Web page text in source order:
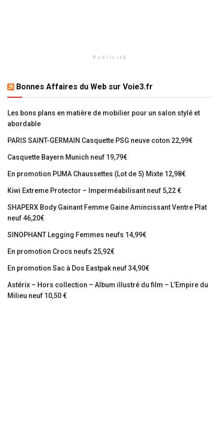
Publicité
Bonnes Affaires du Web sur Voie3.fr
Les bons plans en matière de mobilier pour un salon stylé et
abordable
PARIS SAINT-GERMAIN Casquette PSG neuve coton 22,99€
Casquette Bayern Munich neuf 19,79€
En promotion PUMA Chaussettes (Lot de 5) Mixte 12,98€
Kiwi Extreme Protector – Imperméabilisant neuf 5,22 €
SHAPERX Body Gainant Femme Gaine Amincissant Ventre Plat
neuf 46,20€
SINOPHANT Legging Femmes neufs 14,99€
En promotion Crocs neufs 25,92€
En promotion Sac à Dos Eastpak neuf 34,90€
Astérix – Hors collection – Album illustré du film – L’Empire du
Milieu neuf 10,50 €